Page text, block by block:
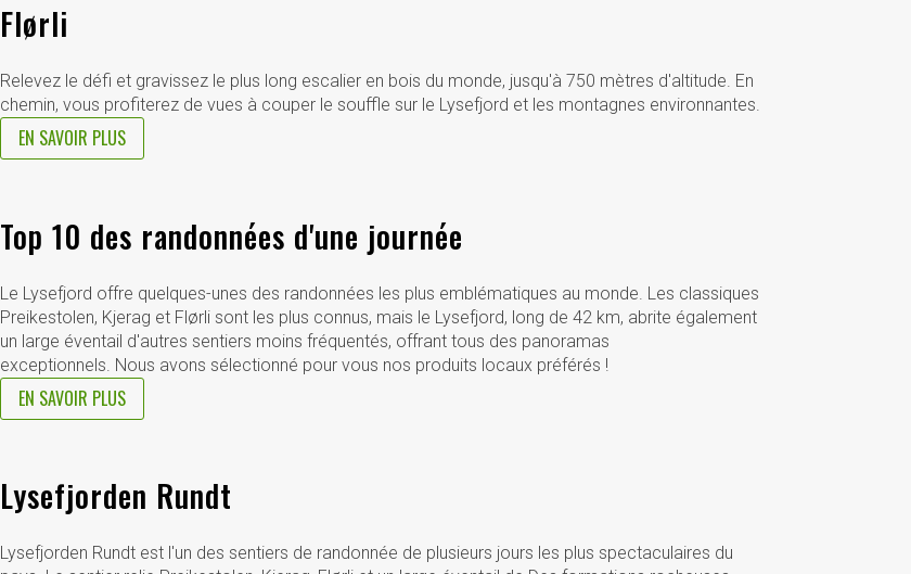
Flørli
Relevez le défi et gravissez le plus long escalier en bois du monde, jusqu'à 750 mètres d'altitude. En
chemin, vous profiterez de vues à couper le souffle sur le Lysefjord et les montagnes environnantes.
EN SAVOIR PLUS
Top 10 des randonnées d'une journée
Le Lysefjord offre quelques-unes des randonnées les plus emblématiques au monde. Les classiques
Preikestolen, Kjerag et Flørli sont les plus connus, mais le Lysefjord, long de 42 km, abrite également
un large éventail d'autres sentiers moins fréquentés, offrant tous des panoramas
exceptionnels. Nous avons sélectionné pour vous nos produits locaux préférés !
EN SAVOIR PLUS
Lysefjorden Rundt
Lysefjorden Rundt est l'un des sentiers de randonnée de plusieurs jours les plus spectaculaires du